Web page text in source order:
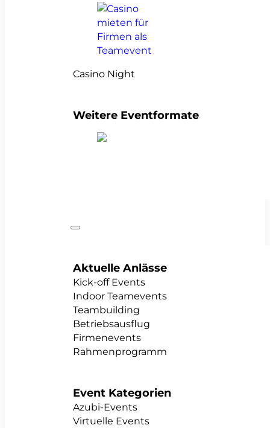
Casino Night
Weitere Eventformate
Aktuelle Anlässe
Kick-off Events
Indoor Teamevents
Teambuilding
Betriebsausflug
Firmenevents
Rahmenprogramm
Event Kategorien
Azubi-Events
Virtuelle Events